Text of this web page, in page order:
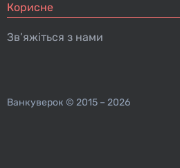
Корисне
Зв’яжіться з нами
Ванкуверок © 2015 – 2026